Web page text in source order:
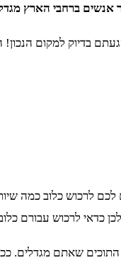
אנשים ברחבי הארץ
למקום הנכון!
לרכוש כלוב כמה
כדאי לרכוש עבורם
שאתם מגדלים. ככל